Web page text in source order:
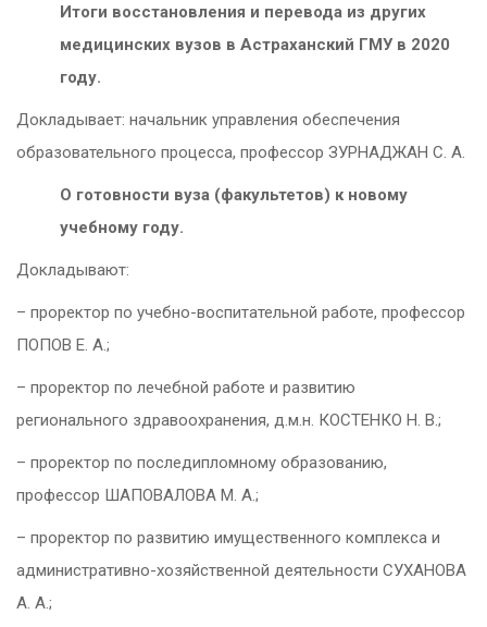
Итоги восстановления и перевода из других
медицинских вузов в Астраханский ГМУ в 2020
году.
Докладывает: начальник управления обеспечения
образовательного процесса, профессор ЗУРНАДЖАН С. А.
О готовности вуза (факультетов) к новому
учебному году.
Докладывают:
– проректор по учебно-воспитательной работе, профессор
ПОПОВ Е. А.;
– проректор по лечебной работе и развитию
регионального здравоохранения, д.м.н. КОСТЕНКО Н. В.;
– проректор по последипломному образованию,
профессор ШАПОВАЛОВА М. А.;
– проректор по развитию имущественного комплекса и
административно-хозяйственной деятельности СУХАНОВА
А. А.;